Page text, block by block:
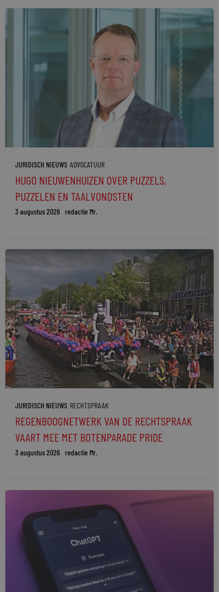
JURIDISCH NIEUWS ADVOCATUUR
HUGO NIEUWENHUIZEN OVER PUZZELS,
PUZZELEN EN TAALVONDSTEN
3 augustus 2026 redactie Mr.
JURIDISCH NIEUWS RECHTSPRAAK
REGENBOOGNETWERK VAN DE RECHTSPRAAK
VAART MEE MET BOTENPARADE PRIDE
3 augustus 2026 redactie Mr.